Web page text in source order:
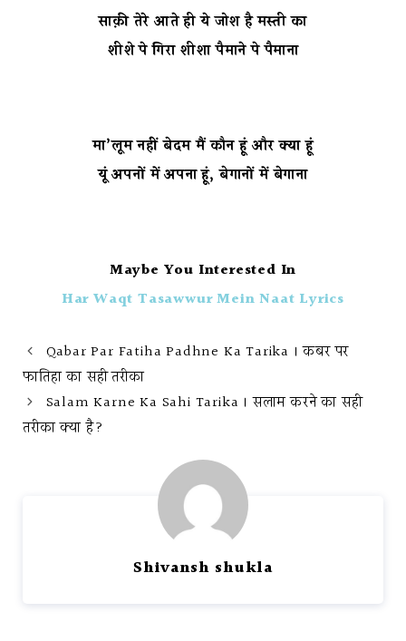
साक़ी तेरे आते ही ये जोश है मस्ती का
शीशे पे गिरा शीशा पैमाने पे पैमाना
मा’लूम नहीं बेदम मैं कौन हूं और क्या हूं
यूं अपनों में अपना हूं, बेगानों में बेगाना
Maybe You Interested In
Har Waqt Tasawwur Mein Naat Lyrics
Qabar Par Fatiha Padhne Ka Tarika । कबर पर
फातिहा का सही तरीका
Salam Karne Ka Sahi Tarika । सलाम करने का सही
तरीका क्या है?
Shivansh shukla